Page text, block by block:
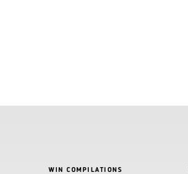
WIN COMPILATIONS